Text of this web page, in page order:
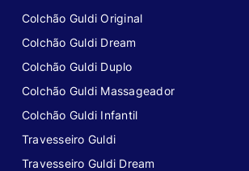
Colchão Guldi Original
Colchão Guldi Dream
Colchão Guldi Duplo
Colchão Guldi Massageador
Colchão Guldi Infantil
Travesseiro Guldi
Travesseiro Guldi Dream